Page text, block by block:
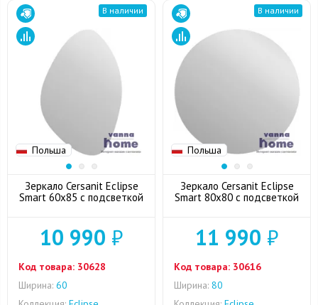
Польша
В наличии
Зеркало Cersanit Eclipse
Smart 60x85 с подсветкой
10 990 ₽
Код товара: 30628
Ширина: 60
Польша
В наличии
Зеркало Cersanit Eclipse
Smart 80x80 с подсветкой
11 990 ₽
Код товара: 30616
Ширина: 80